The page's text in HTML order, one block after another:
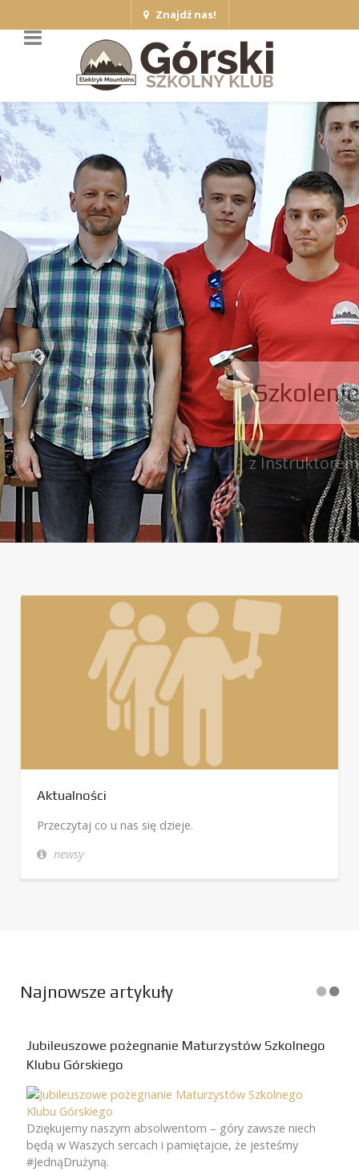
Znajdź nas!
Szkolenie Wysokogórskie
z Instruktorem Polskiego Związku Alpinizmu
Aktualności
Przeczytaj co u nas się dzieje.
newsy
Najnowsze artykuły
Jubileuszowe pożegnanie Maturzystów Szkolnego
Klubu Górskiego
Dziękujemy naszym absolwentom – góry zawsze niech
będą w Waszych sercach i pamiętajcie, że jesteśmy
#JednąDrużyną.